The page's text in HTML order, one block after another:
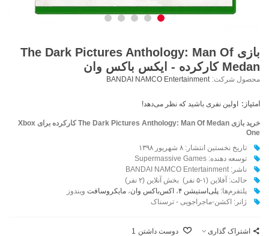
بازی The Dark Pictures Anthology: Man Of
Medan کارکرده - ایکس باکس وان
محصول شرکت: BANDAI NAMCO Entertainment
امتیاز: اولین نفری باشید که نظر می‌دهد!
خرید بازی The Dark Pictures Anthology: Man Of Medan کارکرده برای Xbox
One
تاریخ نخستین انتشار: ۸ شهریور ۱۳۹۸
توسعه دهنده: Supermassive Games
ناشر: BANDAI NAMCO Entertainment
حالت: آفلاین (۱-۵ نفر) بخش آنلاین (۲ نفر)
پلتفرم‌ها:پلی‌استیشن ۴ ،اکس‌باکس وان،مایکروسافت ویندوز
ژانر: اکشن-ماجراجویی - ترسناک
اشتراک گذاری دوست داشتن 1